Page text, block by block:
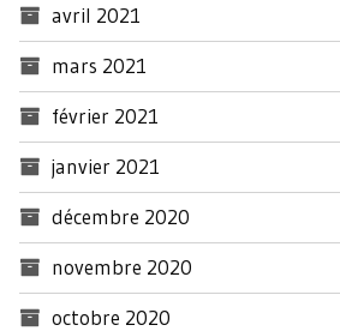
avril 2021
mars 2021
février 2021
janvier 2021
décembre 2020
novembre 2020
octobre 2020